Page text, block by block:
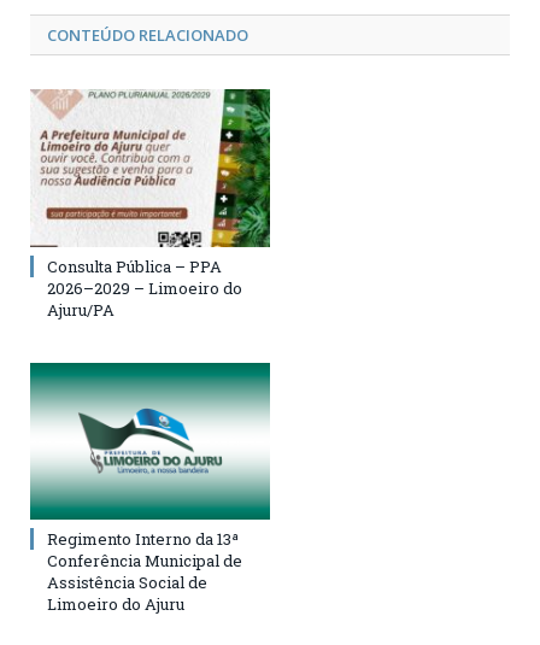
CONTEÚDO RELACIONADO
Consulta Pública – PPA
2026–2029 – Limoeiro do
Ajuru/PA
Regimento Interno da 13ª
Conferência Municipal de
Assistência Social de
Limoeiro do Ajuru